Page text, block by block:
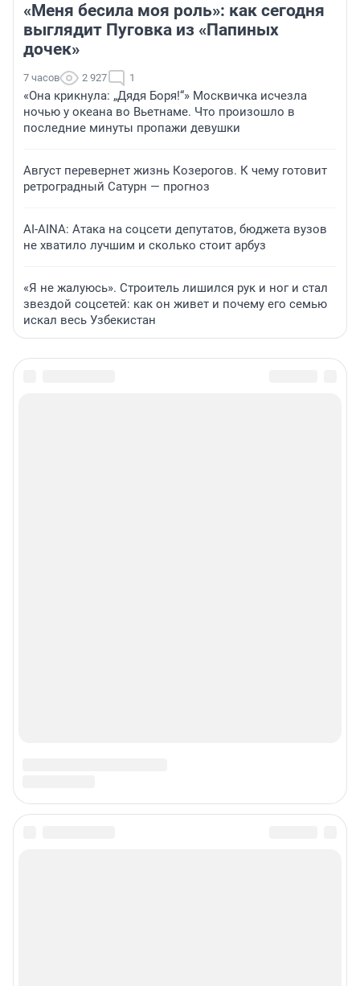
«Меня бесила моя роль»: как сегодня
выглядит Пуговка из «Папиных
дочек»
7 часов 2 927 1
«Она крикнула: „Дядя Боря!“» Москвичка исчезла
ночью у океана во Вьетнаме. Что произошло в
последние минуты пропажи девушки
Август перевернет жизнь Козерогов. К чему готовит
ретроградный Сатурн — прогноз
AI-AINA: Атака на соцсети депутатов, бюджета вузов
не хватило лучшим и сколько стоит арбуз
«Я не жалуюсь». Строитель лишился рук и ног и стал
звездой соцсетей: как он живет и почему его семью
искал весь Узбекистан